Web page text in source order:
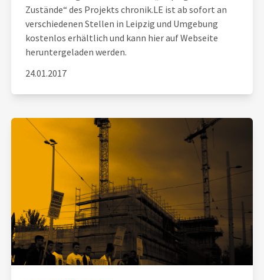
Zustände“ des Projekts chronik.LE ist ab sofort an
verschiedenen Stellen in Leipzig und Umgebung
kostenlos erhältlich und kann hier auf Webseite
heruntergeladen werden.
24.01.2017